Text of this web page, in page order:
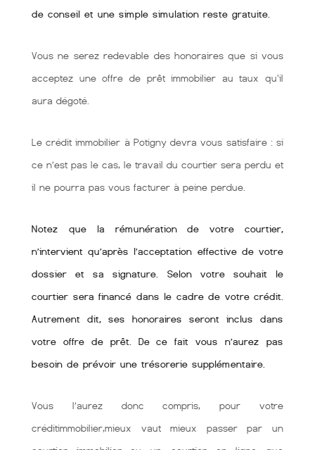
de conseil et une simple simulation reste gratuite.
Vous ne serez redevable des honoraires que si vous
acceptez une offre de prêt immobilier au taux qu'il
aura dégoté.
Le crédit immobilier à Potigny devra vous satisfaire : si
ce n’est pas le cas, le travail du courtier sera perdu et
il ne pourra pas vous facturer à peine perdue.
Notez que la rémunération de votre courtier,
n’intervient qu’après l’acceptation effective de votre
dossier et sa signature. Selon votre souhait le
courtier sera financé dans le cadre de votre crédit.
Autrement dit, ses honoraires seront inclus dans
votre offre de prêt. De ce fait vous n’aurez pas
besoin de prévoir une trésorerie supplémentaire.
Vous l’aurez donc compris, pour votre
créditimmobilier,mieux vaut mieux passer par un